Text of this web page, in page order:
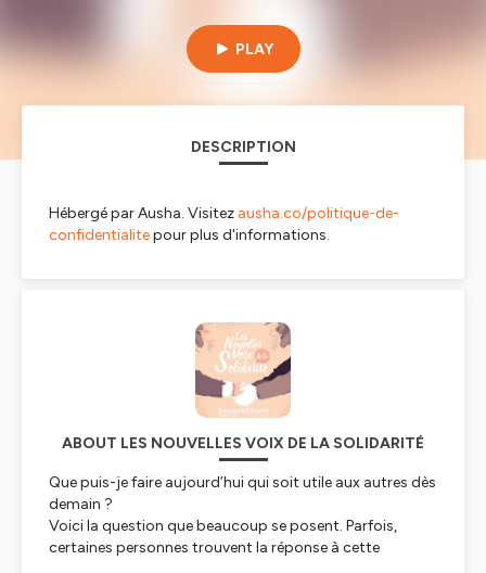
PLAY
DESCRIPTION
Hébergé par Ausha. Visitez ausha.co/politique-de-
confidentialitepour plus d'informations.
ABOUT LES NOUVELLES VOIX DE LA SOLIDARITÉ
Que puis-je faire aujourd’hui qui soit utile aux autres dès
demain ?
Voici la question que beaucoup se posent. Parfois,
certaines personnes trouvent la réponse à cette